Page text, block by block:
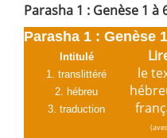
Parasha 1 : Genèse 1 à
Parasha 1 : Genèse
Intitulé
1. translittéré
2. hébreu
3. traduction
le
(avec